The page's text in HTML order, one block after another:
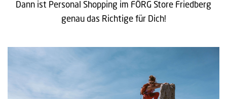
Dann ist Personal Shopping im FÖRG Store Friedberg
genau das Richtige für Dich!